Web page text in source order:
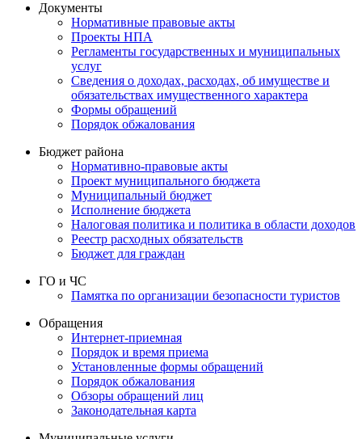
Документы
Нормативные правовые акты
Проекты НПА
Регламенты государственных и муниципальных
услуг
Сведения о доходах, расходах, об имуществе и
обязательствах имущественного характера
Формы обращений
Порядок обжалования
Бюджет района
Нормативно-правовые акты
Проект муниципального бюджета
Муниципальный бюджет
Исполнение бюджета
Налоговая политика и политика в области доходов
Реестр расходных обязательств
Бюджет для граждан
ГО и ЧС
Памятка по организации безопасности туристов
Обращения
Интернет-приемная
Порядок и время приема
Установленные формы обращений
Порядок обжалования
Обзоры обращений лиц
Законодательная карта